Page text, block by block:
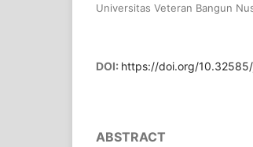
Universitas Veteran Bangun
DOI: https://doi.org/
ABSTRACT